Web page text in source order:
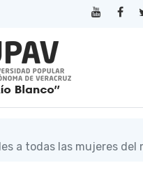
a todas las mujeres del